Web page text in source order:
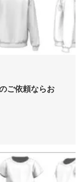
ご依頼ならお